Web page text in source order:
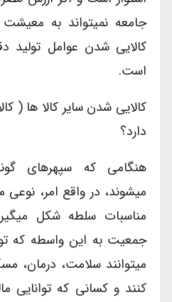
جامعه نمیتواند به
کالایی شدن عوامل تولید
است.
کالایی شدن سایر کالا ها (
دارد؟
هنگامی که سپهرهای
میشوند، در واقع امر، نوعی
مناسبات سلطه شکل
جمعیت به این واسطه که
میتوانند سلامت، درمان،
کنند و کسانی که توانایی